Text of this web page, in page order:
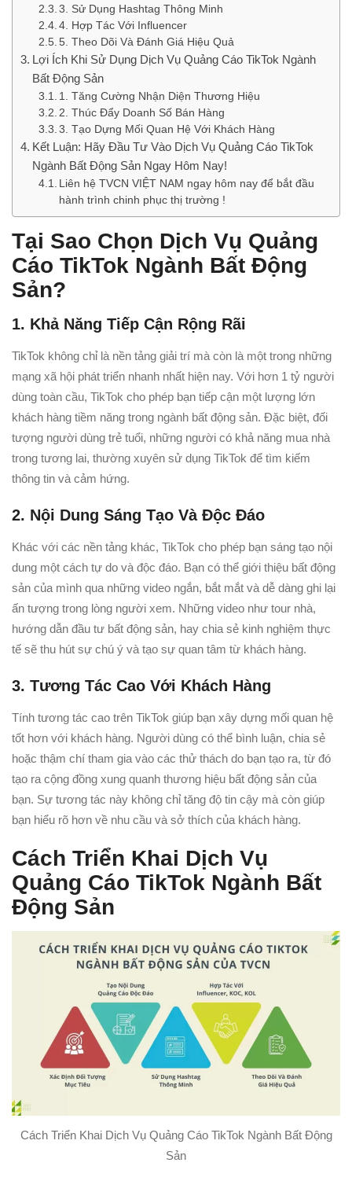
3. Sử Dụng Hashtag Thông Minh
4. Hợp Tác Với Influencer
5. Theo Dõi Và Đánh Giá Hiệu Quả
Lợi Ích Khi Sử Dụng Dịch Vụ Quảng Cáo TikTok Ngành
Bất Động Sản
1. Tăng Cường Nhận Diện Thương Hiệu
2. Thúc Đẩy Doanh Số Bán Hàng
3. Tạo Dựng Mối Quan Hệ Với Khách Hàng
Kết Luận: Hãy Đầu Tư Vào Dịch Vụ Quảng Cáo TikTok
Ngành Bất Động Sản Ngay Hôm Nay!
Liên hệ TVCN VIỆT NAM ngay hôm nay để bắt đầu
hành trình chinh phục thị trường !
Tại Sao Chọn Dịch Vụ Quảng
Cáo TikTok Ngành Bất Động
Sản?
1. Khả Năng Tiếp Cận Rộng Rãi
TikTok không chỉ là nền tảng giải trí mà còn là một trong những
mạng xã hội phát triển nhanh nhất hiện nay. Với hơn 1 tỷ người
dùng toàn cầu, TikTok cho phép bạn tiếp cận một lượng lớn
khách hàng tiềm năng trong ngành bất động sản. Đặc biệt, đối
tượng người dùng trẻ tuổi, những người có khả năng mua nhà
trong tương lai, thường xuyên sử dụng TikTok để tìm kiếm
thông tin và cảm hứng.
2. Nội Dung Sáng Tạo Và Độc Đáo
Khác với các nền tảng khác, TikTok cho phép bạn sáng tạo nội
dung một cách tự do và độc đáo. Bạn có thể giới thiệu bất động
sản của mình qua những video ngắn, bắt mắt và dễ dàng ghi lại
ấn tượng trong lòng người xem. Những video như tour nhà,
hướng dẫn đầu tư bất động sản, hay chia sẻ kinh nghiệm thực
tế sẽ thu hút sự chú ý và tạo sự quan tâm từ khách hàng.
3. Tương Tác Cao Với Khách Hàng
Tính tương tác cao trên TikTok giúp bạn xây dựng mối quan hệ
tốt hơn với khách hàng. Người dùng có thể bình luận, chia sẻ
hoặc thậm chí tham gia vào các thử thách do bạn tạo ra, từ đó
tạo ra cộng đồng xung quanh thương hiệu bất động sản của
bạn. Sự tương tác này không chỉ tăng độ tin cậy mà còn giúp
bạn hiểu rõ hơn về nhu cầu và sở thích của khách hàng.
Cách Triển Khai Dịch Vụ
Quảng Cáo TikTok Ngành Bất
Động Sản
Cách Triển Khai Dịch Vụ Quảng Cáo TikTok Ngành Bất Động
Sản